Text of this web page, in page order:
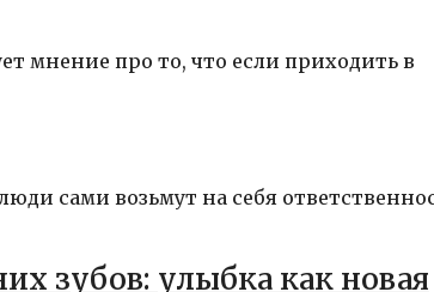
мнение про то, что если приходить в
сами возьмут на себя
зубов: улыбка как новая